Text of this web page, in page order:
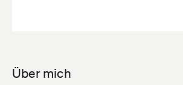
Über mich